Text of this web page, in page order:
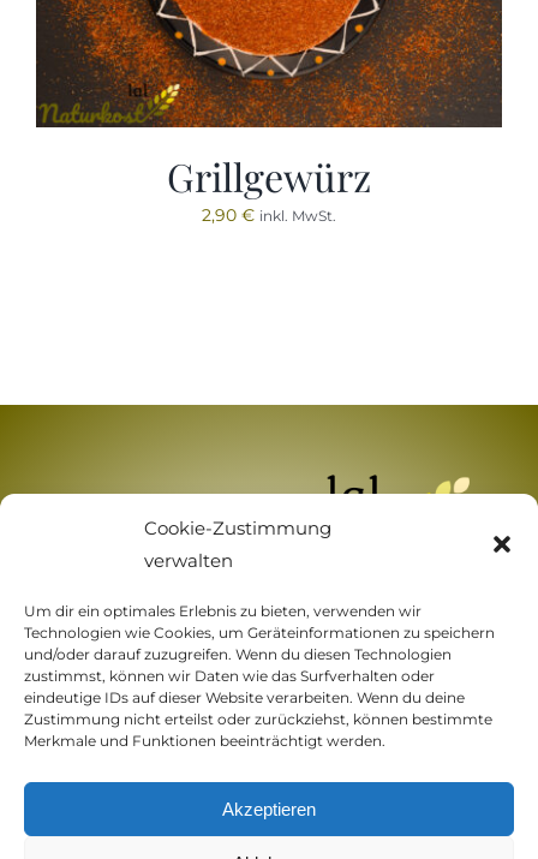
Cookie-Zustimmung
verwalten
Um dir ein optimales Erlebnis zu bieten, verwenden wir
Technologien wie Cookies, um Geräteinformationen zu speichern
und/oder darauf zuzugreifen. Wenn du diesen Technologien
zustimmst, können wir Daten wie das Surfverhalten oder
eindeutige IDs auf dieser Website verarbeiten. Wenn du deine
Zustimmung nicht erteilst oder zurückziehst, können bestimmte
Merkmale und Funktionen beeinträchtigt werden.
Akzeptieren
Grillgewürz
2,90 € inkl. MwSt.